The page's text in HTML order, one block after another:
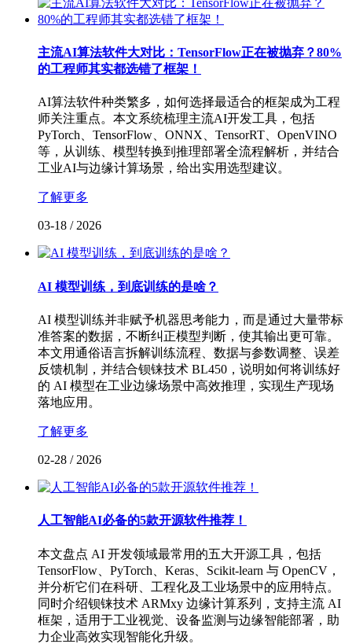
主流AI算法软件大对比：TensorFlow正在被抛弃？80%
的工程师其实都选错了框架！
AI算法软件种类繁多，如何选择最适合的框架成为工程
师关注重点。本文系统梳理主流AI开发工具，包括
PyTorch、TensorFlow、ONNX、TensorRT、OpenVINO
等，从训练、模型转换到推理部署全流程解析，并结合
工业AI与边缘计算场景，给出实用选型建议。
了解更多
03-18 / 2026
AI 模型训练，到底训练的是啥？
AI 模型训练并非赋予机器思考能力，而是通过大量带标
准答案的数据，不断纠正模型判断，使其输出更可靠。
本文用通俗语言拆解训练流程、数据与参数调整、误差
反馈机制，并结合钡铼技术 BL450，说明如何将训练好
的 AI 模型在工业边缘场景中高效推理，实现生产现场
落地应用。
了解更多
02-28 / 2026
人工智能AI必备的5款开源软件推荐！
本文盘点 AI 开发领域最常用的五大开源工具，包括
TensorFlow、PyTorch、Keras、Scikit-learn 与 OpenCV，
并分析它们在科研、工程化及工业场景中的应用特点。
同时介绍钡铼技术 ARMxy 边缘计算系列，支持主流 AI
框架，适用于工业视觉、设备监测与边缘智能部署，助
力企业高效实现智能化升级。